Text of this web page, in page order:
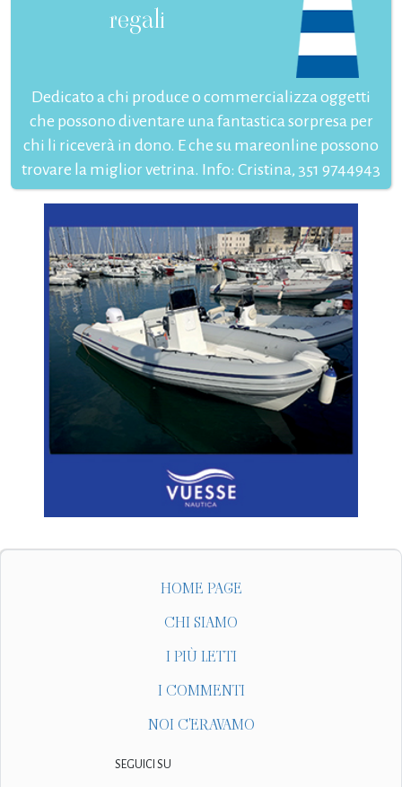
regali
Dedicato a chi produce o commercializza oggetti
che possono diventare una fantastica sorpresa per
chi li riceverà in dono. E che su mareonline possono
trovare la miglior vetrina. Info: Cristina, 351 9744943
HOME PAGE
CHI SIAMO
I PIÙ LETTI
I COMMENTI
NOI C'ERAVAMO
SEGUICI SU